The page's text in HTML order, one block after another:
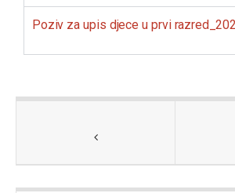
Poziv za upis djece u prvi